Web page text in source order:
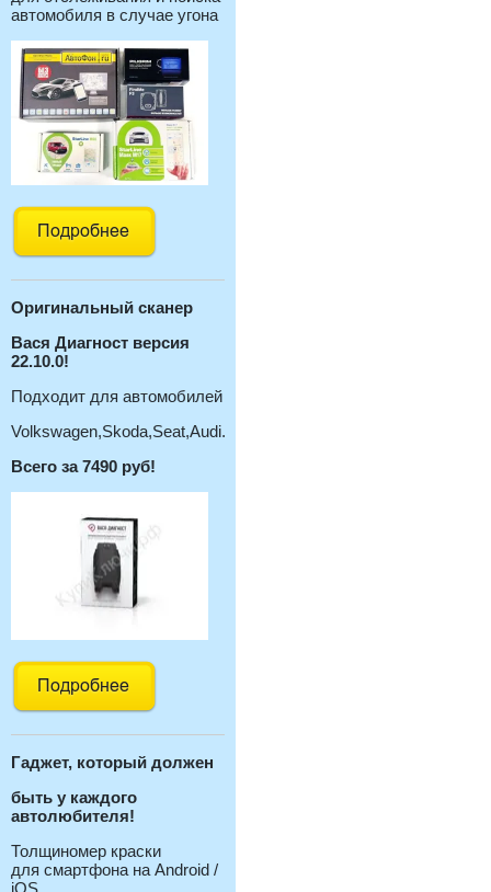
автомобиля в случае угона
Оригинальный сканер
Вася Диагност версия
22.10.0!
Подходит для автомобилей
Volkswagen,Skoda,Seat,Audi.
Всего за 7490 руб!
Гаджет, который должен
быть у каждого
автолюбителя!
Толщиномер краски
для смартфона на Android /
iOS